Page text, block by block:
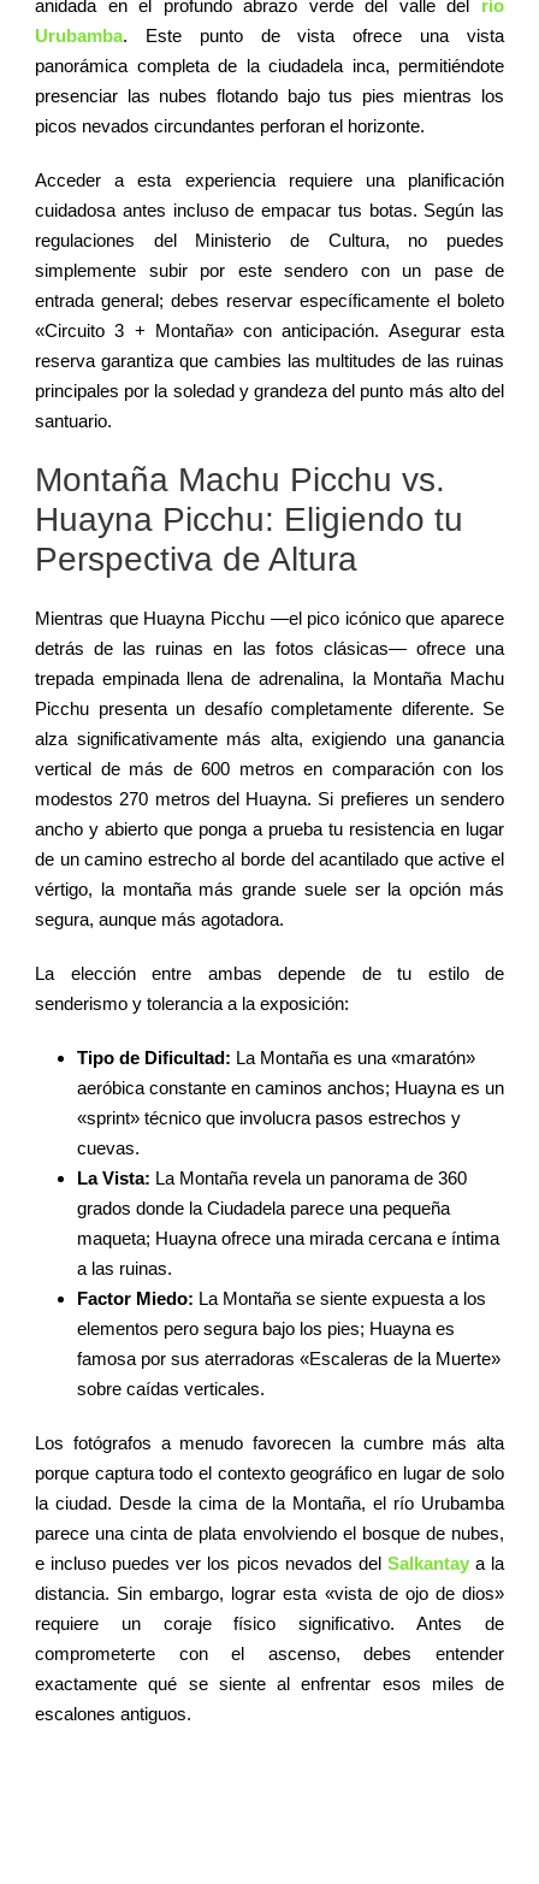
anidada en el profundo abrazo verde del valle del río
Urubamba. Este punto de vista ofrece una vista
panorámica completa de la ciudadela inca, permitiéndote
presenciar las nubes flotando bajo tus pies mientras los
picos nevados circundantes perforan el horizonte.
Acceder a esta experiencia requiere una planificación
cuidadosa antes incluso de empacar tus botas. Según las
regulaciones del Ministerio de Cultura, no puedes
simplemente subir por este sendero con un pase de
entrada general; debes reservar específicamente el boleto
«Circuito 3 + Montaña» con anticipación. Asegurar esta
reserva garantiza que cambies las multitudes de las ruinas
principales por la soledad y grandeza del punto más alto del
santuario.
Montaña Machu Picchu vs.
Huayna Picchu: Eligiendo tu
Perspectiva de Altura
Mientras que Huayna Picchu —el pico icónico que aparece
detrás de las ruinas en las fotos clásicas— ofrece una
trepada empinada llena de adrenalina, la Montaña Machu
Picchu presenta un desafío completamente diferente. Se
alza significativamente más alta, exigiendo una ganancia
vertical de más de 600 metros en comparación con los
modestos 270 metros del Huayna. Si prefieres un sendero
ancho y abierto que ponga a prueba tu resistencia en lugar
de un camino estrecho al borde del acantilado que active el
vértigo, la montaña más grande suele ser la opción más
segura, aunque más agotadora.
La elección entre ambas depende de tu estilo de
senderismo y tolerancia a la exposición:
Tipo de Dificultad: La Montaña es una «maratón»
aeróbica constante en caminos anchos; Huayna es un
«sprint» técnico que involucra pasos estrechos y
cuevas.
La Vista: La Montaña revela un panorama de 360
grados donde la Ciudadela parece una pequeña
maqueta; Huayna ofrece una mirada cercana e íntima
a las ruinas.
Factor Miedo: La Montaña se siente expuesta a los
elementos pero segura bajo los pies; Huayna es
famosa por sus aterradoras «Escaleras de la Muerte»
sobre caídas verticales.
Los fotógrafos a menudo favorecen la cumbre más alta
porque captura todo el contexto geográfico en lugar de solo
la ciudad. Desde la cima de la Montaña, el río Urubamba
parece una cinta de plata envolviendo el bosque de nubes,
e incluso puedes ver los picos nevados del Salkantaya la
distancia. Sin embargo, lograr esta «vista de ojo de dios»
requiere un coraje físico significativo. Antes de
comprometerte con el ascenso, debes entender
exactamente qué se siente al enfrentar esos miles de
escalones antiguos.